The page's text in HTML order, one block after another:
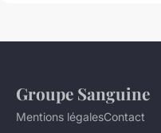
Groupe Sanguine
Mentions légalesContact